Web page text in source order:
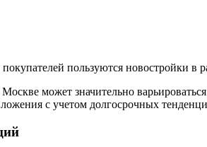
пользуются новостройки
может значительно
с учетом долгосрочных